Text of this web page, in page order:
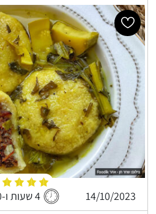
14/10/2023 4 שעות ו-30 דקות